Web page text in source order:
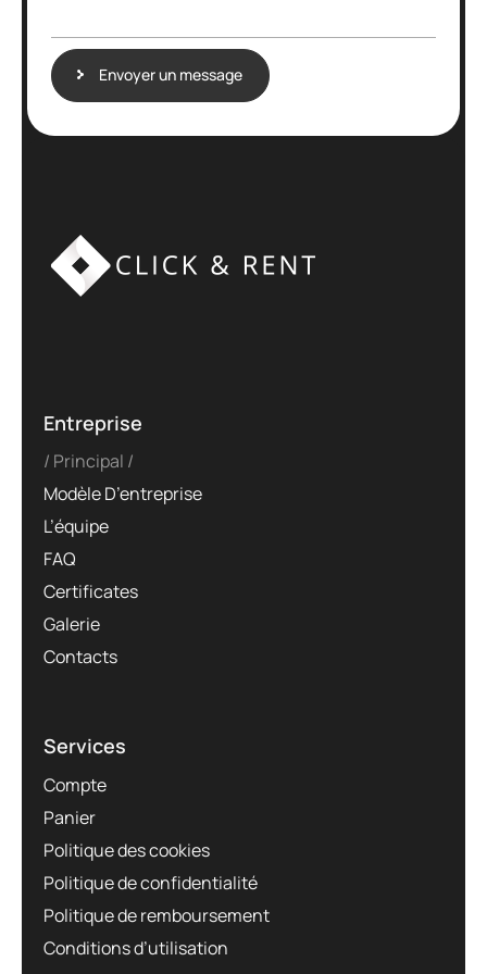
e
Envoyer un message
Entreprise
Principal
Modèle D’entreprise
L’équipe
FAQ
Certificates
Galerie
Contacts
Services
Compte
Panier
Politique des cookies
Politique de confidentialité
Politique de remboursement
Conditions d’utilisation